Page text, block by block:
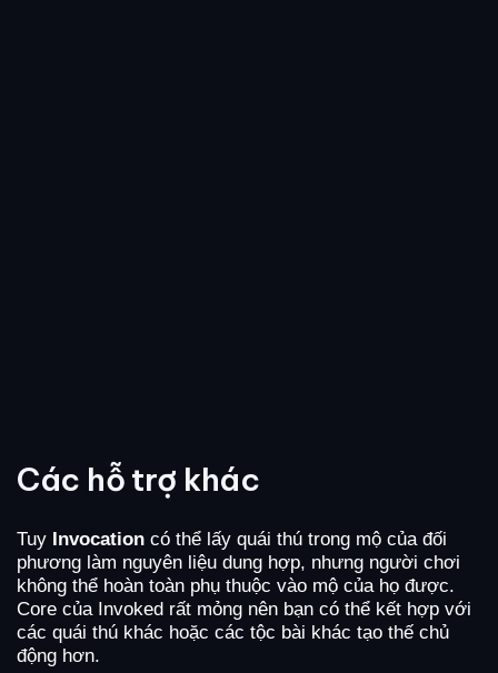
Các hỗ trợ khác
Tuy Invocation có thể lấy quái thú trong mộ của đối
phương làm nguyên liệu dung hợp, nhưng người chơi
không thể hoàn toàn phụ thuộc vào mộ của họ được.
Core của Invoked rất mỏng nên bạn có thể kết hợp với
các quái thú khác hoặc các tộc bài khác tạo thế chủ
động hơn.